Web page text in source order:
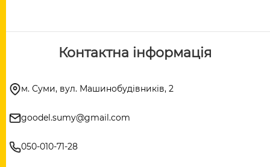
Контактна інформація
м. Суми, вул. Машинобудівників, 2
goodel.sumy@gmail.com
050-010-71-28